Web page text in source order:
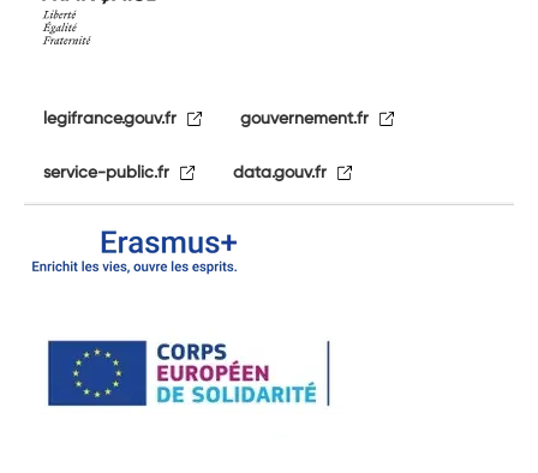
legifrance.gouv.fr gouvernement.fr
service-public.fr data.gouv.fr